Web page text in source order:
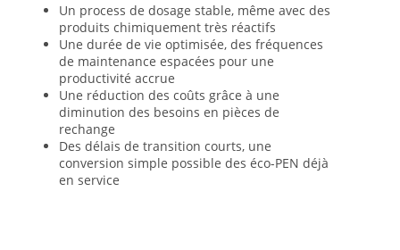
Un process de dosage stable, même avec des
produits chimiquement très réactifs
Une durée de vie optimisée, des fréquences
de maintenance espacées pour une
productivité accrue
Une réduction des coûts grâce à une
diminution des besoins en pièces de
rechange
Des délais de transition courts, une
conversion simple possible des éco-PEN déjà
en service